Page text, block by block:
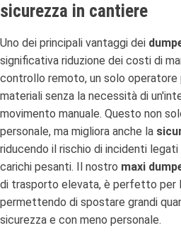
sicurezza in cantiere
Uno dei principali vantaggi dei
significativa riduzione dei costi di
controllo remoto, un solo
materiali senza la necessità di
movimento manuale. Questo non
personale, ma migliora anche la
riducendo il rischio di incidenti
carichi pesanti. Il nostro maxi
di trasporto elevata, è perfetto per
permettendo di spostare grandi
sicurezza e con meno personale.